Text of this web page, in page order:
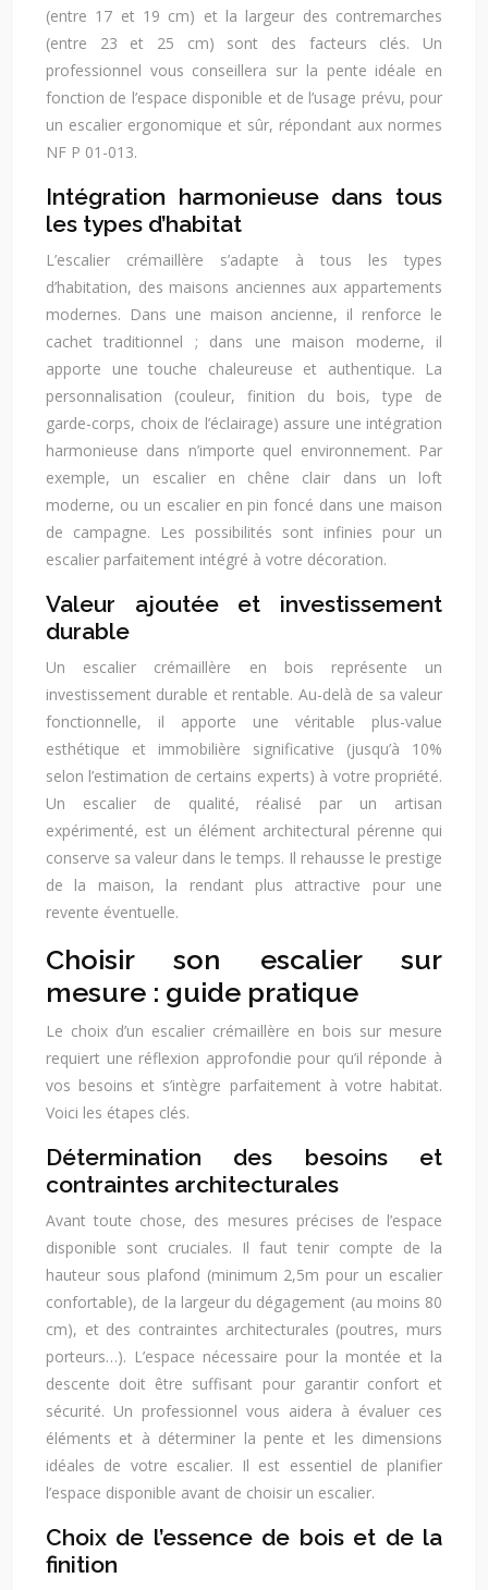
(entre 17 et 19 cm) et la largeur des contremarches
(entre 23 et 25 cm) sont des facteurs clés. Un
professionnel vous conseillera sur la pente idéale en
fonction de l’espace disponible et de l’usage prévu, pour
un escalier ergonomique et sûr, répondant aux normes
NF P 01-013.
Intégration harmonieuse dans tous
les types d’habitat
L’escalier crémaillère s’adapte à tous les types
d’habitation, des maisons anciennes aux appartements
modernes. Dans une maison ancienne, il renforce le
cachet traditionnel ; dans une maison moderne, il
apporte une touche chaleureuse et authentique. La
personnalisation (couleur, finition du bois, type de
garde-corps, choix de l’éclairage) assure une intégration
harmonieuse dans n’importe quel environnement. Par
exemple, un escalier en chêne clair dans un loft
moderne, ou un escalier en pin foncé dans une maison
de campagne. Les possibilités sont infinies pour un
escalier parfaitement intégré à votre décoration.
Valeur ajoutée et investissement
durable
Un escalier crémaillère en bois représente un
investissement durable et rentable. Au-delà de sa valeur
fonctionnelle, il apporte une véritable plus-value
esthétique et immobilière significative (jusqu’à 10%
selon l’estimation de certains experts) à votre propriété.
Un escalier de qualité, réalisé par un artisan
expérimenté, est un élément architectural pérenne qui
conserve sa valeur dans le temps. Il rehausse le prestige
de la maison, la rendant plus attractive pour une
revente éventuelle.
Choisir son escalier sur
mesure : guide pratique
Le choix d’un escalier crémaillère en bois sur mesure
requiert une réflexion approfondie pour qu’il réponde à
vos besoins et s’intègre parfaitement à votre habitat.
Voici les étapes clés.
Détermination des besoins et
contraintes architecturales
Avant toute chose, des mesures précises de l’espace
disponible sont cruciales. Il faut tenir compte de la
hauteur sous plafond (minimum 2,5m pour un escalier
confortable), de la largeur du dégagement (au moins 80
cm), et des contraintes architecturales (poutres, murs
porteurs…). L’espace nécessaire pour la montée et la
descente doit être suffisant pour garantir confort et
sécurité. Un professionnel vous aidera à évaluer ces
éléments et à déterminer la pente et les dimensions
idéales de votre escalier. Il est essentiel de planifier
l’espace disponible avant de choisir un escalier.
Choix de l’essence de bois et de la
finition